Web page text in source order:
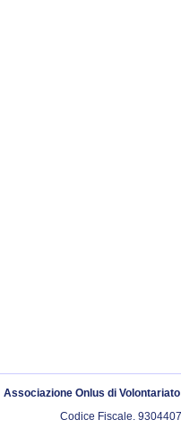
Associazione Onlus di
Codice Fiscale.